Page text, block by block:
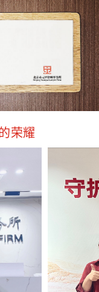
荣耀